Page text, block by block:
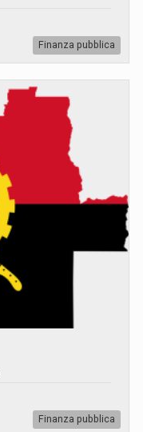
Finanza pubblica
Finanza pubblica